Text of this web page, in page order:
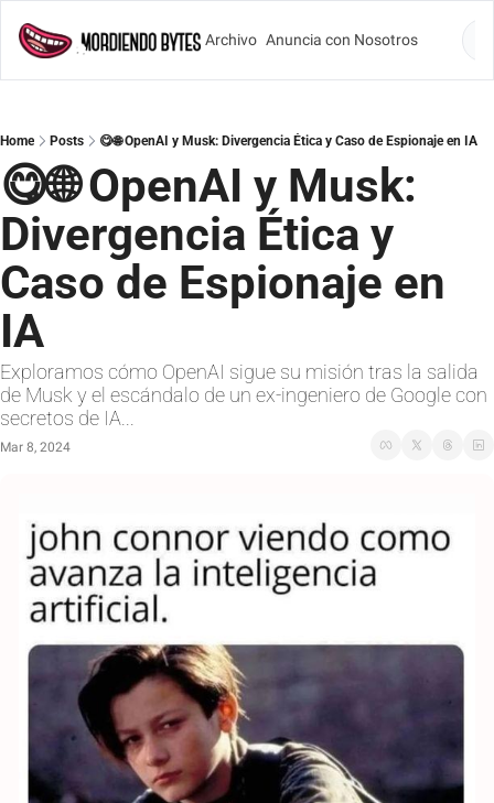
Archivo Anuncia con Nosotros
Home Posts 😋🌐 OpenAI y Musk: Divergencia Ética y Caso de Espionaje en IA
😋🌐 OpenAI y Musk:
Divergencia Ética y
Caso de Espionaje en
IA
Exploramos cómo OpenAI sigue su misión tras la salida
de Musk y el escándalo de un ex-ingeniero de Google con
secretos de IA...
Mar 8, 2024